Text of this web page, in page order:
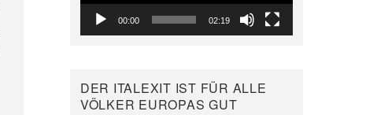
00:00 02:19
DER ITALEXIT IST FÜR ALLE
VÖLKER EUROPAS GUT